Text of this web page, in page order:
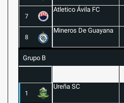
7
Atletico Ávila FC
8
Mineros De Guayana
Grupo B
1
Ureña SC